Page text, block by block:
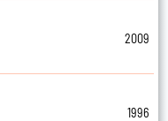
2009
1996